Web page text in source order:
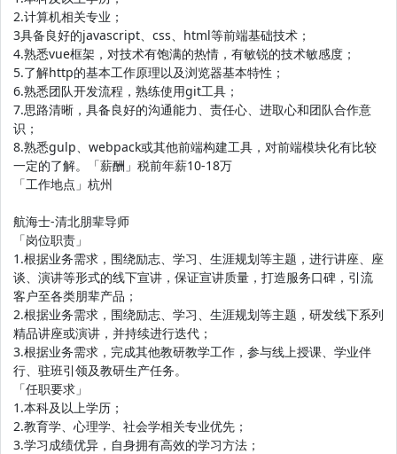
2.计算机相关专业；
3具备良好的javascript、css、html等前端基础技术；
4.熟悉vue框架，对技术有饱满的热情，有敏锐的技术敏感度；
5.了解http的基本工作原理以及浏览器基本特性；
6.熟悉团队开发流程，熟练使用git工具；
7.思路清晰，具备良好的沟通能力、责任心、进取心和团队合作意
识；
8.熟悉gulp、webpack或其他前端构建工具，对前端模块化有比较
一定的了解。「薪酬」税前年薪10-18万
「工作地点」杭州
航海士-清北朋辈导师
「岗位职责」
1.根据业务需求，围绕励志、学习、生涯规划等主题，进行讲座、座
谈、演讲等形式的线下宣讲，保证宣讲质量，打造服务口碑，引流
客户至各类朋辈产品；
2.根据业务需求，围绕励志、学习、生涯规划等主题，研发线下系列
精品讲座或演讲，并持续进行迭代；
3.根据业务需求，完成其他教研教学工作，参与线上授课、学业伴
行、驻班引领及教研生产任务。
「任职要求」
1.本科及以上学历；
2.教育学、心理学、社会学相关专业优先；
3.学习成绩优异，自身拥有高效的学习方法；